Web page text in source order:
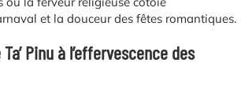
et la douceur des fêtes romantiques.
Pinu à l’effervescence des